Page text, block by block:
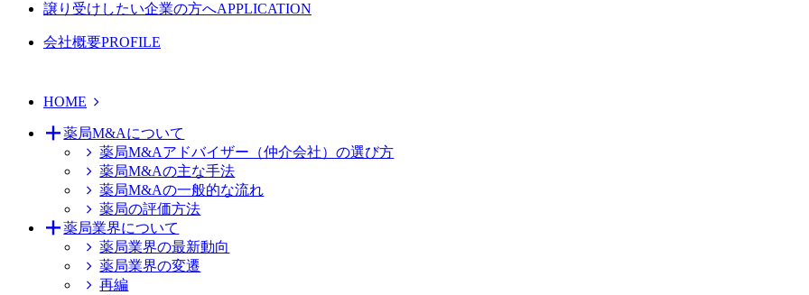
譲り受けしたい企業の方へAPPLICATION
会社概要PROFILE
HOME
薬局M&Aについて
薬局M&Aアドバイザー（仲介会社）の選び方
薬局M&Aの主な手法
薬局M&Aの一般的な流れ
薬局の評価方法
薬局業界について
薬局業界の最新動向
薬局業界の変遷
再編